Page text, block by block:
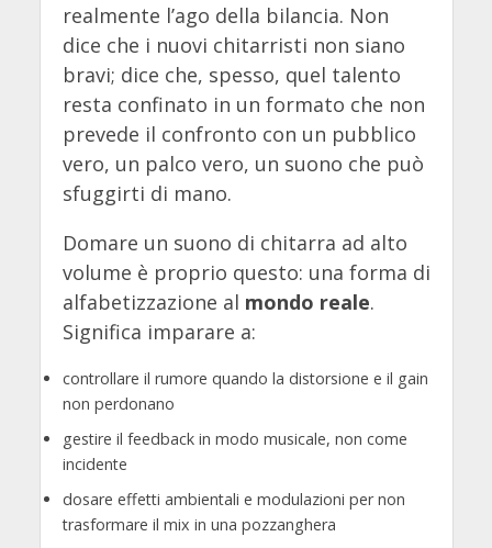
realmente l’ago della bilancia. Non
dice che i nuovi chitarristi non siano
bravi; dice che, spesso, quel talento
resta confinato in un formato che non
prevede il confronto con un pubblico
vero, un palco vero, un suono che può
sfuggirti di mano.
Domare un suono di chitarra ad alto
volume è proprio questo: una forma di
alfabetizzazione al mondo reale.
Significa imparare a:
controllare il rumore quando la distorsione e il gain
non perdonano
gestire il feedback in modo musicale, non come
incidente
dosare effetti ambientali e modulazioni per non
trasformare il mix in una pozzanghera